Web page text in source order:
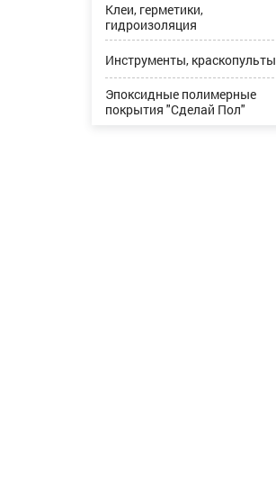
Клеи, герметики,
гидроизоляция
Инструменты, краскопульты
Эпоксидные полимерные
покрытия "Сделай Пол"